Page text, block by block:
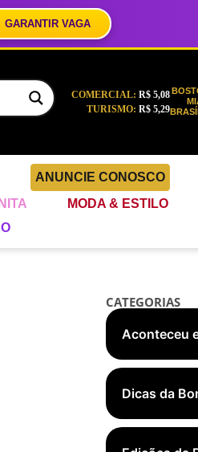
GARANTIR VAGA
COMERCIAL: R$ 5,08
TURISMO: R$ 5,29
ANUNCIE CONOSCO
MODA & ESTILO
CATEGORIAS
Aconteceu
Dicas da